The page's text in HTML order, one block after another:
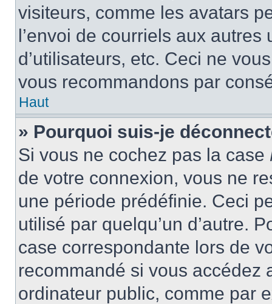
visiteurs, comme les avatars
l’envoi de courriels aux
d’utilisateurs, etc. Ceci ne
vous recommandons par
Haut
» Pourquoi suis-je
Si vous ne cochez pas la case
de votre connexion, vous ne
une période prédéfinie. Ceci
utilisé par quelqu’un d’autre.
case correspondante lors de
recommandé si vous accédez
ordinateur public, comme par